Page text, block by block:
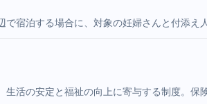
宿泊する場合に、対象の妊婦さんと付添え
活の安定と福祉の向上に寄与する制度。